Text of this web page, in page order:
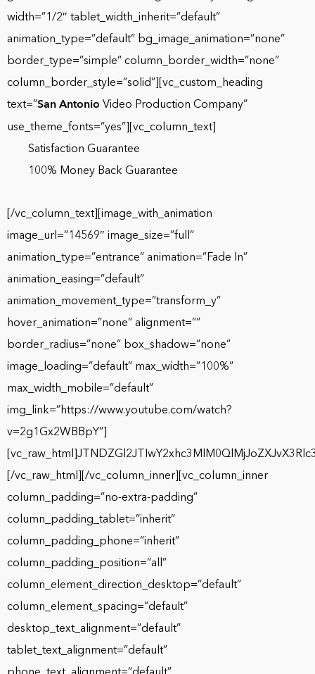
San Antonio Video Production Company”
use_theme_fonts=”yes”][vc_column_text]
Satisfaction Guarantee
100% Money Back Guarantee
[/vc_column_text][image_with_animation
image_url=”14569″ image_size=”full”
animation_type=”entrance” animation=”Fade In”
animation_easing=”default”
animation_movement_type=”transform_y”
hover_animation=”none” alignment=””
border_radius=”none” box_shadow=”none”
image_loading=”default” max_width=”100%”
max_width_mobile=”default”
img_link=”https://www.youtube.com/watch?
v=2g1Gx2WBBpY”]
[/vc_raw_html][/vc_column_inner][vc_column_inner
column_padding=”no-extra-padding”
column_padding_tablet=”inherit”
column_padding_phone=”inherit”
column_padding_position=”all”
column_element_direction_desktop=”default”
column_element_spacing=”default”
desktop_text_alignment=”default”
tablet_text_alignment=”default”
phone_text_alignment=”default”